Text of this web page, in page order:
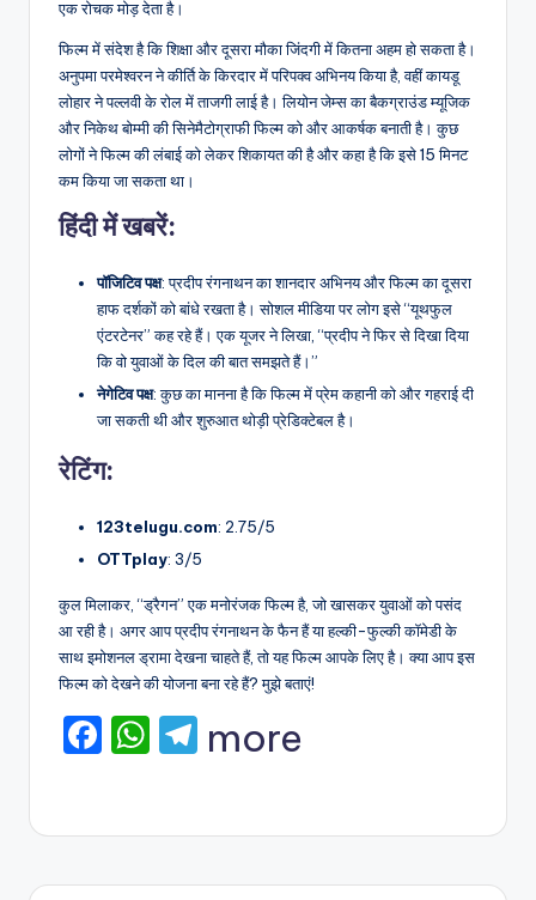
एक रोचक मोड़ देता है।
फिल्म में संदेश है कि शिक्षा और दूसरा मौका जिंदगी में कितना अहम हो सकता है।
अनुपमा परमेश्वरन ने कीर्ति के किरदार में परिपक्व अभिनय किया है, वहीं कायडू
लोहार ने पल्लवी के रोल में ताजगी लाई है। लियोन जेम्स का बैकग्राउंड म्यूजिक
और निकेथ बोम्मी की सिनेमैटोग्राफी फिल्म को और आकर्षक बनाती है। कुछ
लोगों ने फिल्म की लंबाई को लेकर शिकायत की है और कहा है कि इसे 15 मिनट
कम किया जा सकता था।
हिंदी में खबरें:
पॉजिटिव पक्ष: प्रदीप रंगनाथन का शानदार अभिनय और फिल्म का दूसरा
हाफ दर्शकों को बांधे रखता है। सोशल मीडिया पर लोग इसे “यूथफुल
एंटरटेनर” कह रहे हैं। एक यूजर ने लिखा, “प्रदीप ने फिर से दिखा दिया
कि वो युवाओं के दिल की बात समझते हैं।”
नेगेटिव पक्ष: कुछ का मानना है कि फिल्म में प्रेम कहानी को और गहराई दी
जा सकती थी और शुरुआत थोड़ी प्रेडिक्टेबल है।
रेटिंग:
123telugu.com: 2.75/5
OTTplay: 3/5
कुल मिलाकर, “ड्रैगन” एक मनोरंजक फिल्म है, जो खासकर युवाओं को पसंद
आ रही है। अगर आप प्रदीप रंगनाथन के फैन हैं या हल्की-फुल्की कॉमेडी के
साथ इमोशनल ड्रामा देखना चाहते हैं, तो यह फिल्म आपके लिए है। क्या आप इस
फिल्म को देखने की योजना बना रहे हैं? मुझे बताएं!
F
e
b
W
ts
A
T
gr
a
more